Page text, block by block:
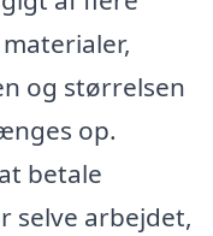
og størrelsen
op.
betale
selve arbejdet,